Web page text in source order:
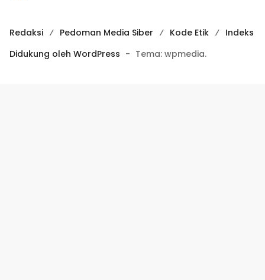
Redaksi Pedoman Media Siber Kode Etik
Indeks
Didukung oleh WordPress - Tema: wpmedia.